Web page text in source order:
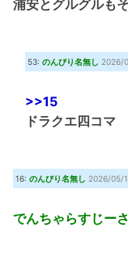
浦安とグルグルも
53: のんびり名無し 2026/
>>15
ドラクエ四コマ
16: のんびり名無し 2026/05/
でんちゃらすじー